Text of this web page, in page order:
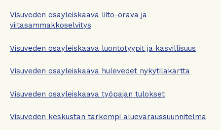
Visuveden osayleiskaava liito-orava ja
viitasammakkoselvitys
Visuveden osayleiskaava luontotyypit ja kasvillisuus
Visuveden osayleiskaava hulevedet nykytilakartta
Visuveden osayleiskaava työpajan tulokset
Visuveden keskustan tarkempi aluevaraussuunnitelma